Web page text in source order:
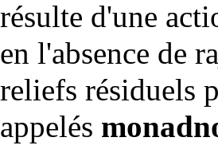
résulte d'une
en l'absence de
reliefs résiduels
appelés